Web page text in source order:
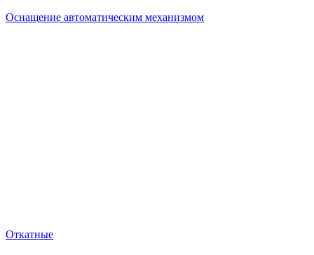
Оснащение автоматическим механизмом
Откатные